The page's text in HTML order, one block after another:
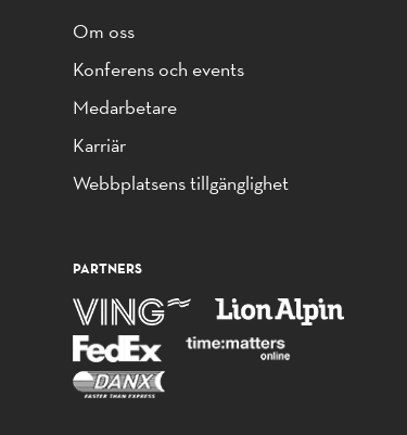
Om oss
Konferens och events
Medarbetare
Karriär
Webbplatsens tillgänglighet
PARTNERS